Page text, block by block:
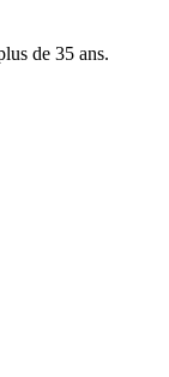
de 35 ans.